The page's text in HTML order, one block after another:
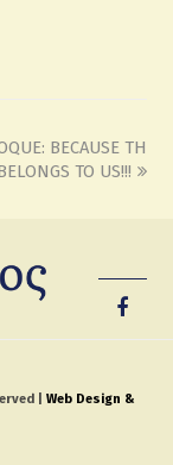
BECAUSE TH
TO US!!!
| Web Design &